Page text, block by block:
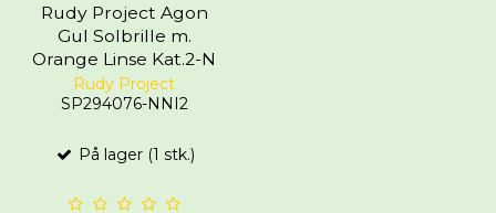
Rudy Project Agon
Gul Solbrille m.
Orange Linse Kat.2-N
Rudy Project
SP294076-NNI2
På lager (1 stk.)